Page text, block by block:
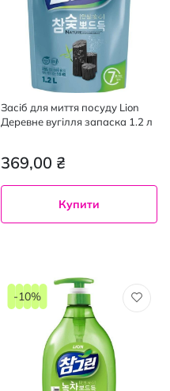
Засіб для миття посуду Lion
Деревне вугілля запаска 1.2 л
369,00 ₴
Купити
-10%